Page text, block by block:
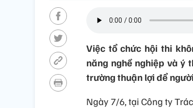
Việc tổ chức hội thi
năng nghề nghiệp và ý
trường thuận lợi để
Ngày 7/6, tại Công ty